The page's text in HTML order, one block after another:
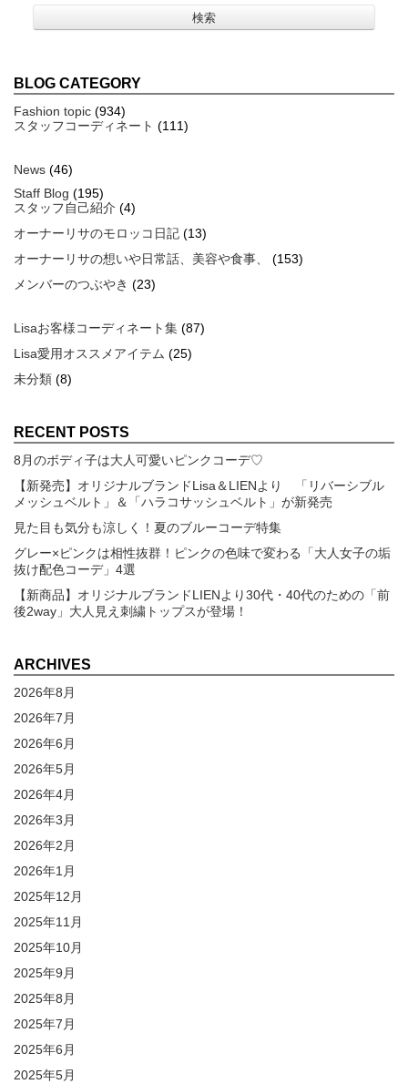
BLOG CATEGORY
Fashion topic (934)
スタッフコーディネート (111)
News (46)
Staff Blog (195)
スタッフ自己紹介 (4)
オーナーリサのモロッコ日記 (13)
オーナーリサの想いや日常話、美容や食事、
(153)
メンバーのつぶやき (23)
Lisaお客様コーディネート集 (87)
Lisa愛用オススメアイテム (25)
未分類 (8)
RECENT POSTS
8月のボディ子は大人可愛いピンクコーデ♡
【新発売】オリジナルブランドLisa＆LIENより 「リバーシブル
メッシュベルト」＆「ハラコサッシュベルト」が新発売
見た目も気分も涼しく！夏のブルーコーデ特集
グレー×ピンクは相性抜群！ピンクの色味で変わる「大人女子の垢
抜け配色コーデ」4選
【新商品】オリジナルブランドLIENより30代・40代のための「前
後2way」大人見え刺繍トップスが登場！
ARCHIVES
2026年8月
2026年7月
2026年6月
2026年5月
2026年4月
2026年3月
2026年2月
2026年1月
2025年12月
2025年11月
2025年10月
2025年9月
2025年8月
2025年7月
2025年6月
2025年5月